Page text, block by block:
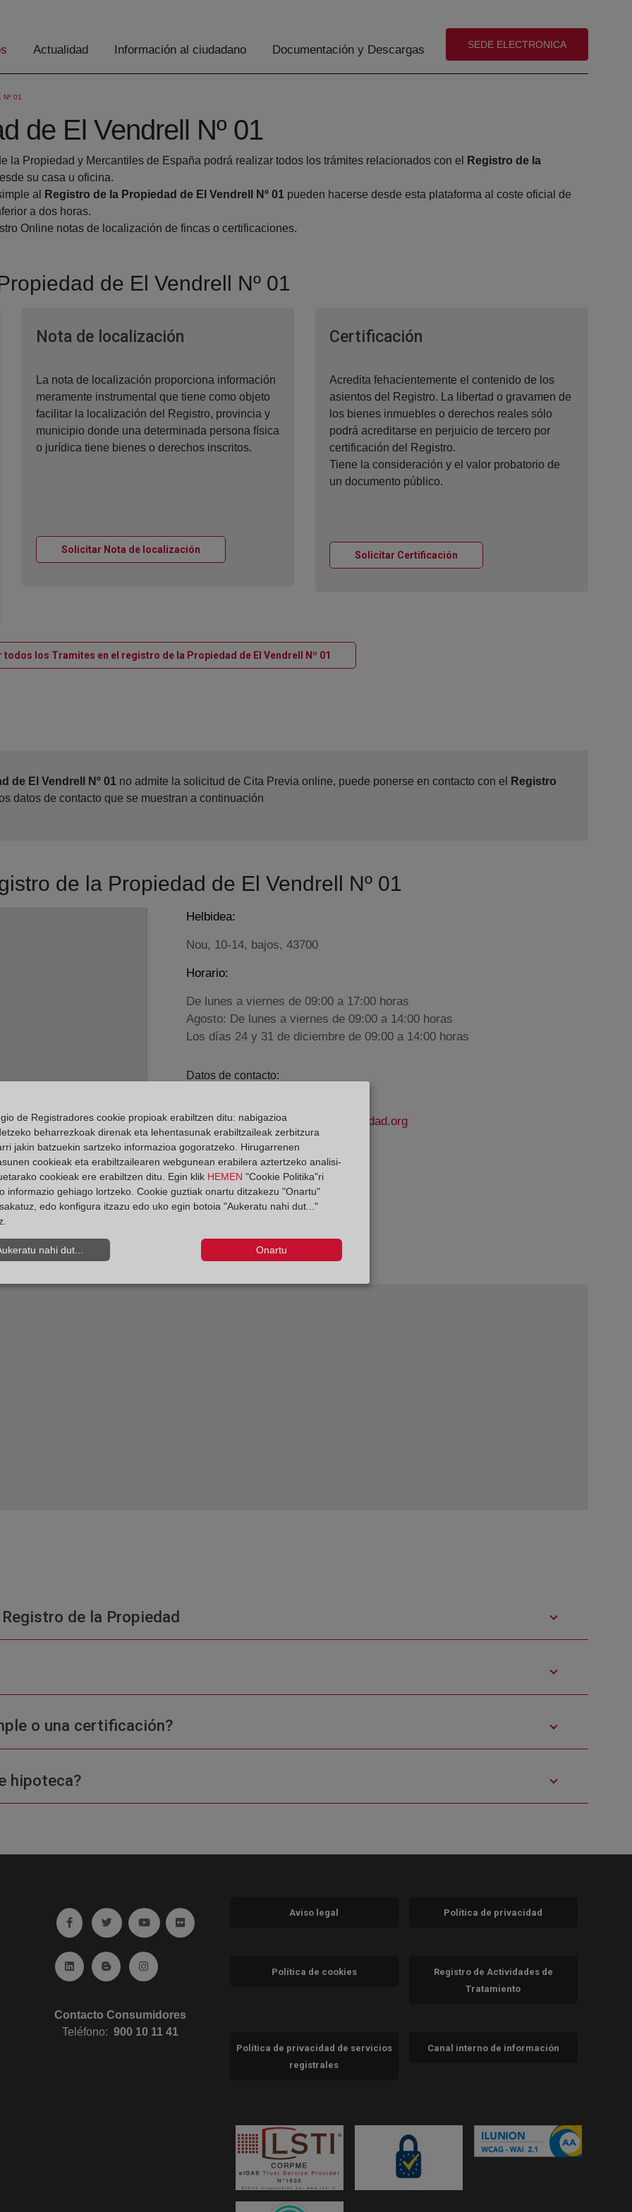
Actualidad Información al ciudadano Documentación y Descargas (abre en nueva ventana)
SEDE ELECTRONICA
Nº 01
de El Vendrell Nº 01
la Propiedad y Mercantiles de España podrá realizar todos los trámites relacionados con el
Registro de la
su casa u oficina.
al
Registro de la Propiedad de El Vendrell Nº 01 pueden hacerse desde esta plataforma al coste oficial de
a dos horas.
Online notas de localización de fincas o certificaciones.
de El Vendrell Nº 01
Nota de localizaciónVentana nueva
La nota de localización proporciona información
meramente instrumental que tiene como objeto
facilitar la localización del Registro, provincia y
municipio donde una determinada persona física
o jurídica tiene bienes o derechos inscritos.
Solicitar Nota de localizaciónVentana nueva
Certificación
Acredita fehacientemente el contenido de los
asientos del Registro. La libertad o gravamen de
los bienes inmuebles o derechos reales sólo
podrá acreditarse en perjuicio de tercero por
certificación del Registro.
Tiene la consideración y el valor probatorio de
un documento público.
Solicitar Certificación
todos los Tramites en el registro de la Propiedad de El Vendrell Nº 01
de El Vendrell Nº 01 no admite la solicitud de Cita Previa online, puede ponerse en contacto con el
Registro
datos de contacto que se muestran a continuación
de la Propiedad de El Vendrell Nº 01
Helbidea:
Nou, 10-14, bajos, 43700
Horario:
De lunes a viernes de 09:00 a 17:00 horas
Agosto: De lunes a viernes de 09:00 a 14:00 horas
Los días 24 y 31 de diciembre de 09:00 a 14:00 horas
Datos de contacto:
vendrell1@registrodelapropiedad.org
Datos del Registrador:
Patricia Pastor Nicolás
Delegado de Protección de Datos:
dpo@corpme.es
el distrito hipotecario
de la Propiedad
o una certificación?
hipoteca?
Ir a facebook (abre en ventana nueva)
Ir a twitter (abre en ventana nueva)
Ir a YouTube (abre en ventana nueva)
Ir a Flickr (abre en ventana nueva)
Ir a Linkedin (abre en ventana nueva)
Ir al Blog (abre en ventana nueva)
Ir a Instagram (abre en ventana nueva)
Contacto Consumidores
Teléfono:900 10 11 41
Aviso legal Política de privacidad
Política de cookies
Registro de Actividades de
Tratamiento
Política de privacidad de servicios
registrales
Canal interno de información
de Registradores cookie propioak erabiltzen ditu: nabigazioa
beharrezkoak direnak eta lehentasunak erabiltzaileak zerbitzura
jakin batzuekin sartzeko informazioa gogoratzeko. Hirugarrenen
cookieak eta erabiltzailearen webgunean erabilera aztertzeko analisi-
cookieak ere erabiltzen ditu. Egin klik HEMEN "Cookie Politika"ri
informazio gehiago lortzeko. Cookie guztiak onartu ditzakezu "Onartu"
edo konfigura itzazu edo uko egin botoia "Aukeratu nahi dut..."
nahi dut... Onartu